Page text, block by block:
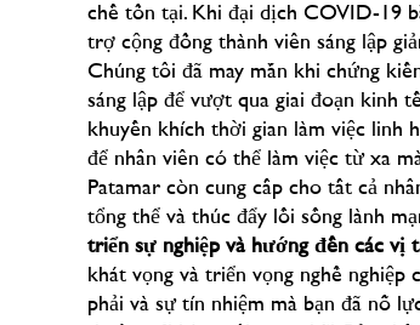
chế tồn tại. Khi đại dịch COVID-19
trợ cộng đồng thành viên sáng lập
Chúng tôi đã may mắn khi chứng
sáng lập để vượt qua giai đoạn kinh
khuyến khích thời gian làm việc linh
để nhân viên có thể làm việc từ xa
Patamar còn cung cấp cho tất cả
tổng thể và thúc đẩy lối sống lành
triển sự nghiệp và hướng đến các vị
khát vọng và triển vọng nghề nghiệp
phải và sự tín nhiệm mà bạn đã nỗ